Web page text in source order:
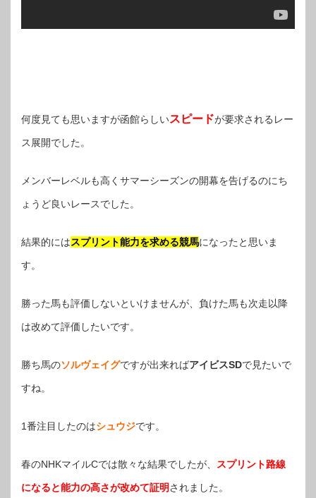
何度見ても思いますが函館らしいスピードが要求されるレー
ス展開でした。
メンバーレベルも高くサマーシーズンの開幕を告げるのにち
ょうど良いレースでした。
結果的にはスプリント能力を求める競馬になったと思いま
す。
勝った馬も評価しないといけませんが、負けた馬も次走以降
は改めて評価したいです。
勝ち馬のソルヴェイグですが出来ればアイビスSDで見たいで
すね。
1番注目したのはシュウジです。
春のNHKマイルCでは散々な結果でしたが、 スプリント路線
になると能力の高さが改めて証明されました。